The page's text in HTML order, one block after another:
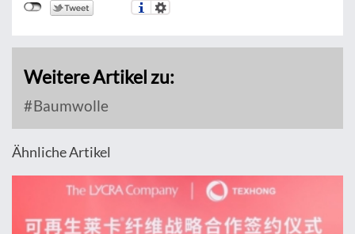
Weitere Artikel zu:
Baumwolle
Ähnliche Artikel